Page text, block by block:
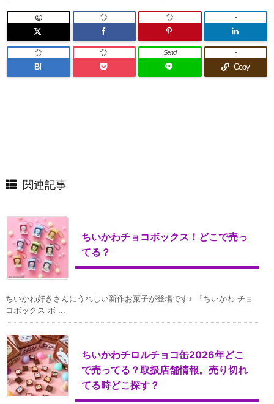
-
B!
Send
Copy
-
関連記事
ちいかわチョコボックス！どこで売っ
てる？
ちいかわ好きさんにうれしい新作お菓子が登場です♪ 『ちいかわ チョ
コボックス ボ ...
ちいかわチロルチョコ缶2026年どこ
で売ってる？取扱店舗情報。売り切れ
てる時どこ探す？